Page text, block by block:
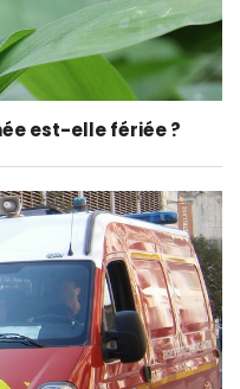
est-elle fériée ?